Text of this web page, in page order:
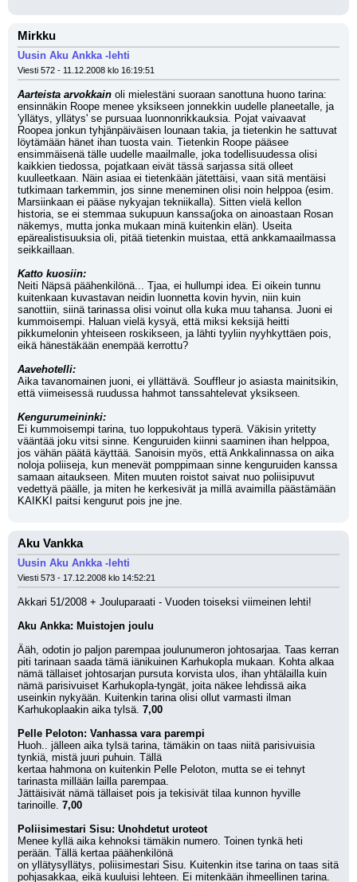
Mirkku
Uusin Aku Ankka -lehti
Viesti 572 - 11.12.2008 klo 16:19:51
Aarteista arvokkain oli mielestäni suoraan sanottuna huono tarina:
ensinnäkin Roope menee yksikseen jonnekkin uudelle planeetalle, ja
'yllätys, yllätys' se pursuaa luonnonrikkauksia. Pojat vaivaavat
Roopea jonkun tyhjänpäiväisen lounaan takia, ja tietenkin he sattuvat
löytämään hänet ihan tuosta vain. Tietenkin Roope pääsee
ensimmäisenä tälle uudelle maailmalle, joka todellisuudessa olisi
kaikkien tiedossa, pojatkaan eivät tässä sarjassa sitä olleet
kuulleetkaan. Näin asiaa ei tietenkään jätettäisi, vaan sitä mentäisi
tutkimaan tarkemmin, jos sinne meneminen olisi noin helppoa (esim.
Marsiinkaan ei pääse nykyajan tekniikalla). Sitten vielä kellon
historia, se ei stemmaa sukupuun kanssa(joka on ainoastaan Rosan
näkemys, mutta jonka mukaan minä kuitenkin elän). Useita
epärealistisuuksia oli, pitää tietenkin muistaa, että ankkamaailmassa
seikkaillaan.
Katto kuosiin:
Neiti Näpsä päähenkilönä... Tjaa, ei hullumpi idea. Ei oikein tunnu
kuitenkaan kuvastavan neidin luonnetta kovin hyvin, niin kuin
sanottiin, siinä tarinassa olisi voinut olla kuka muu tahansa. Juoni ei
kummoisempi. Haluan vielä kysyä, että miksi keksijä heitti
pikkumelonin yhteiseen roskikseen, ja lähti tyyliin nyyhkyttäen pois,
eikä hänestäkään enempää kerrottu?
Aavehotelli:
Aika tavanomainen juoni, ei yllättävä. Souffleur jo asiasta mainitsikin,
että viimeisessä ruudussa hahmot tanssahtelevat yksikseen.
Kengurumeininki:
Ei kummoisempi tarina, tuo loppukohtaus typerä. Väkisin yritetty
vääntää joku vitsi sinne. Kenguruiden kiinni saaminen ihan helppoa,
jos vähän päätä käyttää. Sanoisin myös, että Ankkalinnassa on aika
noloja poliiseja, kun menevät pomppimaan sinne kenguruiden kanssa
samaan aitaukseen. Miten muuten roistot saivat nuo poliisipuvut
vedettyä päälle, ja miten he kerkesivät ja millä avaimilla päästämään
KAIKKI paitsi kengurut pois jne jne.
Aku Vankka
Uusin Aku Ankka -lehti
Viesti 573 - 17.12.2008 klo 14:52:21
Akkari 51/2008 + Jouluparaati - Vuoden toiseksi viimeinen lehti!
Aku Ankka: Muistojen joulu
Ääh, odotin jo paljon parempaa joulunumeron johtosarjaa. Taas kerran
piti tarinaan saada tämä iänikuinen Karhukopla mukaan. Kohta alkaa
nämä tällaiset johtosarjan pursuta korvista ulos, ihan yhtälailla kuin
nämä parisivuiset Karhukopla-tyngät, joita näkee lehdissä aika
useinkin nykyään. Kuitenkin tarina olisi ollut varmasti ilman
Karhukoplaakin aika tylsä. 7,00
Pelle Peloton: Vanhassa vara parempi
Huoh.. jälleen aika tylsä tarina, tämäkin on taas niitä parisivuisia
tynkiä, mistä juuri puhuin. Tällä
kertaa hahmona on kuitenkin Pelle Peloton, mutta se ei tehnyt
tarinasta millään lailla parempaa.
Jättäisivät nämä tällaiset pois ja tekisivät tilaa kunnon hyville
tarinoille. 7,00
Poliisimestari Sisu: Unohdetut uroteot
Menee kyllä aika kehnoksi tämäkin numero. Toinen tynkä heti
perään. Tällä kertaa päähenkilönä
on yllätysyllätys, poliisimestari Sisu. Kuitenkin itse tarina on taas sitä